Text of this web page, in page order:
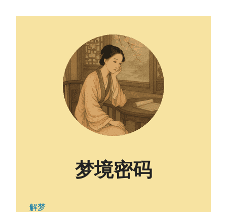
梦境密码
解梦